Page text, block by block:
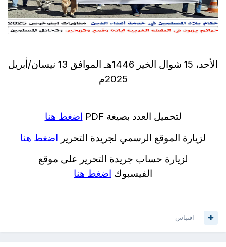
الأحد، 15 شوال الخير 1446هـ الموافق 13 نيسان/أبريل
2025م
لتحميل العدد بصيغة PDF
اضغط هنا
لزيارة الموقع الرسمي لجريدة التحرير اضغط هنا
لزيارة حساب جريدة التحرير على موقع
الفيسبوك اضغط هنا
اقتباس